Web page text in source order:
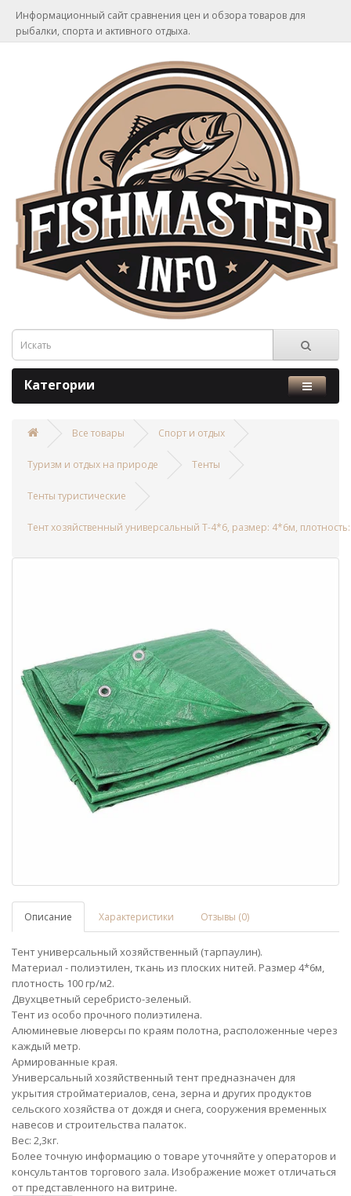
Информационный сайт сравнения цен и обзора товаров для
рыбалки, спорта и активного отдыха.
Категории
Все товары Спорт и отдых
Туризм и отдых на природе Тенты
Тенты туристические
Тент хозяйственный универсальный T-4*6, размер: 4*6м,
Описание Характеристики Отзывы (0)
Тент универсальный хозяйственный (тарпаулин).
Материал - полиэтилен, ткань из плоских нитей. Размер 4*6м,
плотность 100 гр/м2.
Двухцветный серебристо-зеленый.
Тент из особо прочного полиэтилена.
Алюминевые люверсы по краям полотна, расположенные через
каждый метр.
Армированные края.
Универсальный хозяйственный тент предназначен для
укрытия стройматериалов, сена, зерна и других продуктов
сельского хозяйства от дождя и снега, сооружения временных
навесов и строительства палаток.
Вес: 2,3кг.
Более точную информацию о товаре уточняйте у операторов и
консультантов торгового зала. Изображение может отличаться
от представленного на витрине.